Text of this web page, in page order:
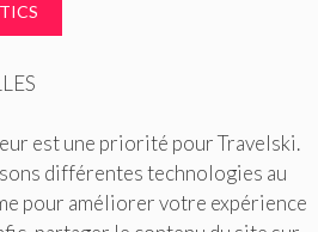
est une priorité pour Travelski.
différentes technologies au
pour améliorer votre expérience